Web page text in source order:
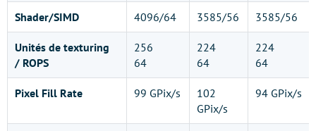
Shader/SIMD 4096/64 3585/56 3585/56
Unités de texturing
/ ROPS
256
64
224
64
224
64
Pixel Fill Rate 99 GPix/s
102
GPix/s
94 GPix/s